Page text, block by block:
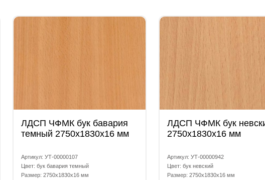
ЛДСП ЧФМК бук бавария
темный 2750x1830x16 мм
Артикул: УТ-00000107
Цвет: бук бавария темный
Размер: 2750x1830x16 мм
ЛДСП ЧФМК бук
2750x1830x16 мм
Артикул: УТ-00000942
Цвет: бук невский
Размер: 2750x1830x16 мм